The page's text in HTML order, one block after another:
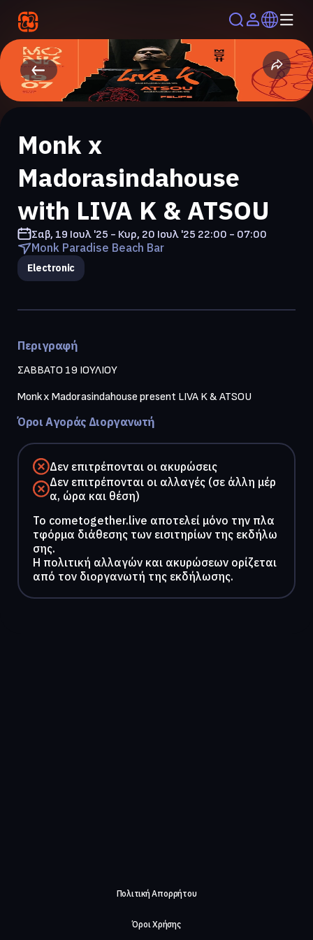
Monk x
Madorasindahouse
with LIVA K & ATSOU
Σαβ, 19 Ιουλ '25 - Κυρ, 20 Ιουλ '25 22:00 - 07:00
Monk Paradise Beach Bar
Electronic
Περιγραφή
ΣΑΒΒΑΤΟ 19 ΙΟΥΛΙΟΥ
Monk x Madorasindahouse present LIVA K & ATSOU
Όροι Αγοράς Διοργανωτή
Δεν επιτρέπονται οι ακυρώσεις
Δεν επιτρέπονται οι αλλαγές (σε άλλη μέρ
α, ώρα και θέση)
To cometogether.live αποτελεί μόνο την πλα
τφόρμα διάθεσης των εισιτηρίων της εκδήλω
σης.
Η πολιτική αλλαγών και ακυρώσεων ορίζεται
από τον διοργανωτή της εκδήλωσης.
Πολιτική Απορρήτου
Όροι Χρήσης